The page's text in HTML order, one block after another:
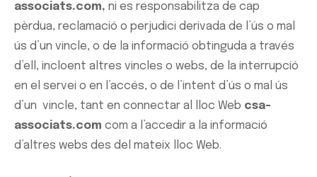
associats.com, ni es responsabilitza de cap
pèrdua, reclamació o perjudici derivada de l’ús o mal
ús d’un vincle, o de la informació obtinguda a través
d’ell, incloent altres vincles o webs, de la interrupció
en el servei o en l’accés, o de l’intent d’ús o mal ús
d’un vincle, tant en connectar al lloc Web csa-
associats.com com a l’accedir a la informació
d’altres webs des del mateix lloc Web.